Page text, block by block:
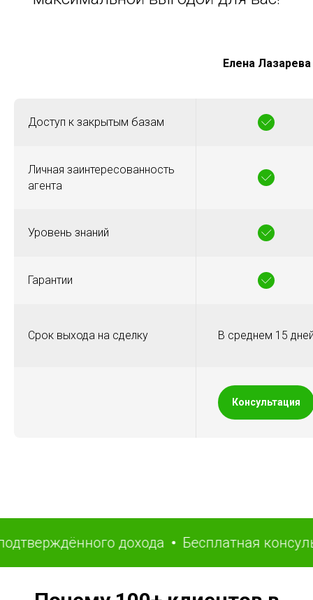
Елена Лазарева
Доступ к закрытым базам
Личная заинтересованность
агента
Уровень знаний
Гарантии
Срок выхода на сделку В среднем 15
Консультация
дохода Бесплатная